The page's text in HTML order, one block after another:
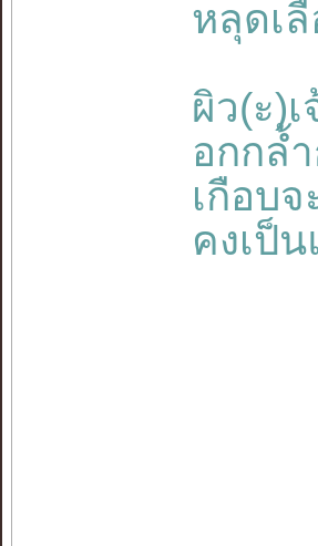
หลุดเ
ผิว(ะ)
อกกล้
เกือบ
คงเป็